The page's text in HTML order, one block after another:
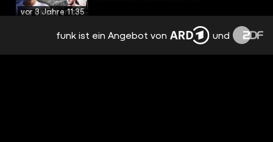
vor 3 Jahren11:35
WAS HABEN ALLE GEGEN
funk ist ein Angebot von und